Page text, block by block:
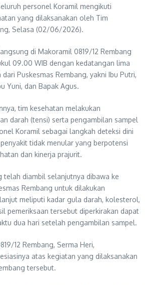
personel Koramil mengikuti
yang dilaksanakan oleh Tim
Selasa (02/06/2026).
di Makoramil 0819/12 Rembang
09.00 WIB dengan kedatangan lima
Puskesmas Rembang, yakni Ibu Putri,
Yuni, dan Bapak Agus.
tim kesehatan melakukan
darah (tensi) serta pengambilan sampel
Koramil sebagai langkah deteksi dini
tidak menular yang berpotensi
dan kinerja prajurit.
telah diambil selanjutnya dibawa ke
Rembang untuk dilakukan
meliputi kadar gula darah, kolesterol,
pemeriksaan tersebut diperkirakan dapat
dua hari setelah pengambilan sampel.
12 Rembang, Serma Heri,
atas kegiatan yang dilaksanakan
tersebut.